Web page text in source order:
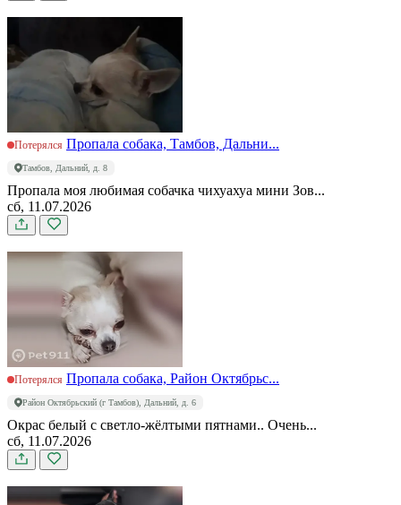
Потерялся Пропала собака, Тамбов, Дальни...
Тамбов, Дальний, д. 8
Пропала моя любимая собачка чихуахуа мини Зов...
сб, 11.07.2026
Потерялся Пропала собака, Район Октябрьс...
Район Октябрьский (г Тамбов), Дальний, д. 6
Окрас белый с светло-жёлтыми пятнами.. Очень...
сб, 11.07.2026